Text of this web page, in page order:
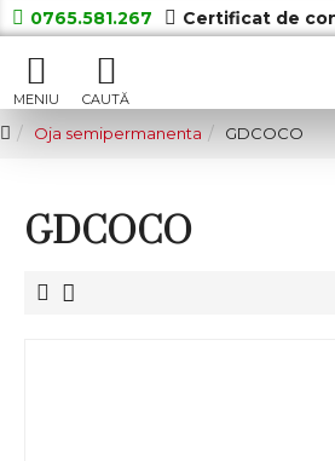
0765.581.267 Certificat de
Oja semipermanenta GDCOCO
GDCOCO